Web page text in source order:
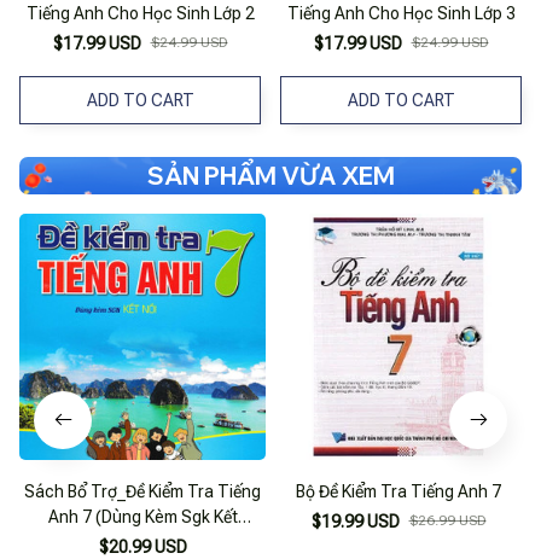
Tiếng Anh Cho Học Sinh Lớp 2
$17.99 USD $24.99 USD
ADD TO CART
Tiếng Anh Cho Học Sinh Lớp 3
$17.99 USD $24.99 USD
ADD TO CART
SẢN PHẨM VỪA XEM
Sách Bổ Trợ_Đề Kiểm Tra Tiếng
Anh 7 (Dùng Kèm Sgk Kết
Nối)_Ha
$20.99 USD
Bộ Đề Kiểm Tra Tiếng Anh 7
$19.99 USD $26.99 USD